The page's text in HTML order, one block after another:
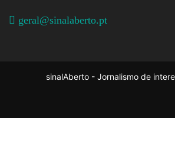
geral@sinalaberto.pt
sinalAberto - Jornalismo de